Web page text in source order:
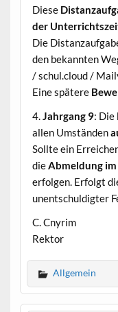
Diese
der
Die
den bekannten
/ schul.cloud /
Eine spätere
4.Jahrgang 9: Die
allen Umständen
Sollte ein
dieAbmeldung
erfolgen. Erfolgt
unentschuldigter
C. Cnyrim
Rektor
Allgemein